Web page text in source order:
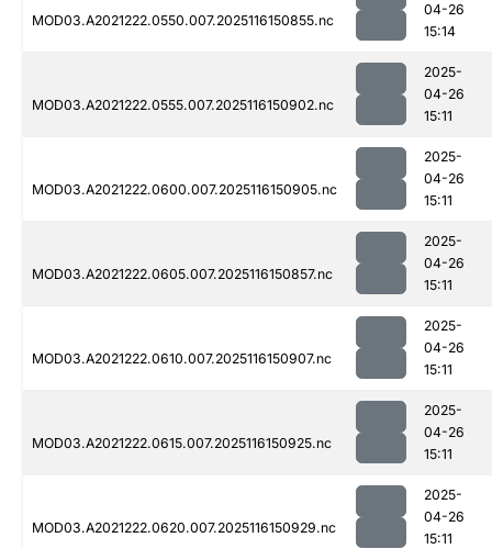
MOD03.A2021222.0550.007.2025116150855.nc
04-26
15:14
MOD03.A2021222.0555.007.2025116150902.nc
2025-
04-26
15:11
MOD03.A2021222.0600.007.2025116150905.nc
2025-
04-26
15:11
MOD03.A2021222.0605.007.2025116150857.nc
2025-
04-26
15:11
MOD03.A2021222.0610.007.2025116150907.nc
2025-
04-26
15:11
MOD03.A2021222.0615.007.2025116150925.nc
2025-
04-26
15:11
MOD03.A2021222.0620.007.2025116150929.nc
2025-
04-26
15:11